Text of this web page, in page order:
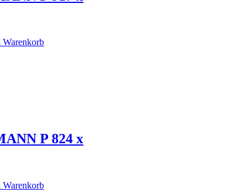
Warenkorb
P 824 x
Warenkorb